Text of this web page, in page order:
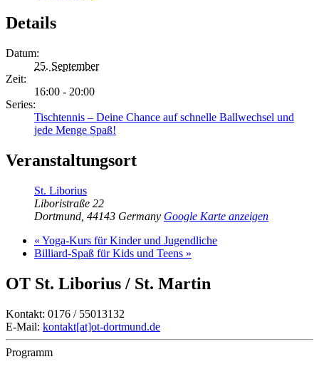
Details
Datum:
25. September
Zeit:
16:00 - 20:00
Series:
Tischtennis – Deine Chance auf schnelle Ballwechsel und
jede Menge Spaß!
Veranstaltungsort
St. Liborius
Liboristraße 22
Dortmund 44143 Germany Google Karte anzeigen
« Yoga-Kurs für Kinder und Jugendliche
Billiard-Spaß für Kids und Teens »
OT St. Liborius / St. Martin
Kontakt: 0176 / 55013132
E-Mail: kontakt[at]ot-dortmund.de
Programm